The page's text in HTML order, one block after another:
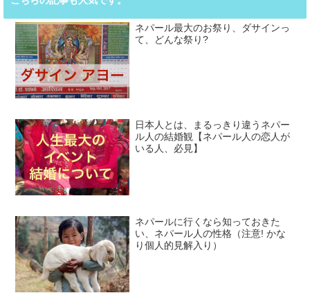
ネパール最大のお祭り、ダサインっ
て、どんな祭り?
日本人とは、まるっきり違うネパー
ル人の結婚観【ネパール人の恋人が
いる人、必見】
ネパールに行くなら知っておきた
い、ネパール人の性格（注意! かな
り個人的見解入り）